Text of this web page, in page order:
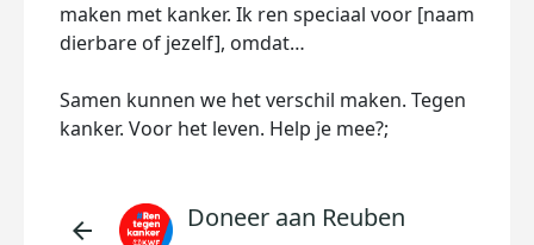
maken met kanker. Ik ren speciaal voor [naam
dierbare of jezelf], omdat…
Samen kunnen we het verschil maken. Tegen
kanker. Voor het leven. Help je mee?;
arrow_back Doneer aan Reuben